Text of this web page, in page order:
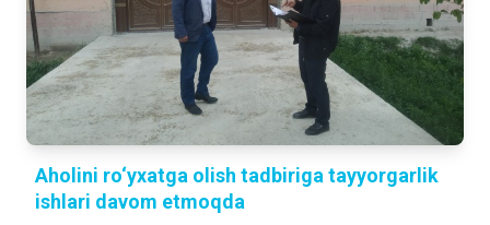
Aholini ro‘yxatga olish tadbiriga tayyorgarlik
ishlari davom etmoqda